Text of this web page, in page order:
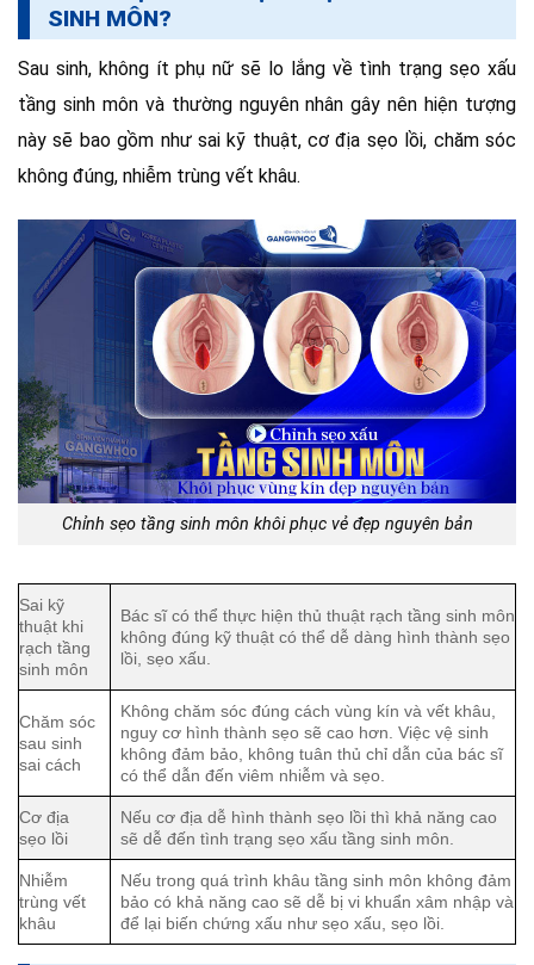
SINH MÔN?
Sau sinh, không ít phụ nữ sẽ lo lắng về tình trạng sẹo xấu
tầng sinh môn và thường nguyên nhân gây nên hiện tượng
này sẽ bao gồm như sai kỹ thuật, cơ địa sẹo lồi, chăm sóc
không đúng, nhiễm trùng vết khâu.
Chỉnh sẹo tầng sinh môn khôi phục vẻ đẹp nguyên bản
Sai kỹ
thuật khi
rạch tầng
sinh môn
Bác sĩ có thể thực hiện thủ thuật rạch tầng sinh môn
không đúng kỹ thuật có thể dễ dàng hình thành sẹo
lồi, sẹo xấu.
Chăm sóc
sau sinh
sai cách
Không chăm sóc đúng cách vùng kín và vết khâu,
nguy cơ hình thành sẹo sẽ cao hơn. Việc vệ sinh
không đảm bảo, không tuân thủ chỉ dẫn của bác sĩ
có thể dẫn đến viêm nhiễm và sẹo.
Cơ địa
sẹo lồi
Nếu cơ địa dễ hình thành sẹo lồi thì khả năng cao
sẽ dễ đến tình trạng sẹo xấu tầng sinh môn.
Nhiễm
trùng vết
khâu
Nếu trong quá trình khâu tầng sinh môn không đảm
bảo có khả năng cao sẽ dễ bị vi khuẩn xâm nhập và
để lại biến chứng xấu như sẹo xấu, sẹo lồi.